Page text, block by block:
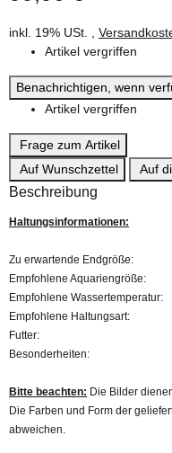
inkl. 19% USt. ,
Artikel vergriffen
Benachrichtigen, wenn
Artikel vergriffen
Frage zum Artikel
Auf Wunschzettel
Auf
Beschreibung
Haltungsinformationen:
Zu erwartende Endgröße:
Empfohlene Aquariengröße:
Empfohlene
Empfohlene Haltungsart:
Futter:
Besonderheiten:
Bitte beachten: Die Bilder
Die Farben und Form der
abweichen.